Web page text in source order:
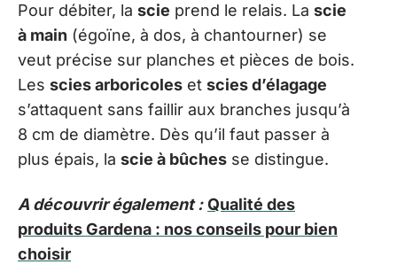
Pour débiter, la scie prend le relais. La scie
à main (égoïne, à dos, à chantourner) se
veut précise sur planches et pièces de bois.
Les scies arboricoles et scies d’élagage
s’attaquent sans faillir aux branches jusqu’à
8 cm de diamètre. Dès qu’il faut passer à
plus épais, la scie à bûches se distingue.
A découvrir également : Qualité des
produits Gardena : nos conseils pour bien
choisir